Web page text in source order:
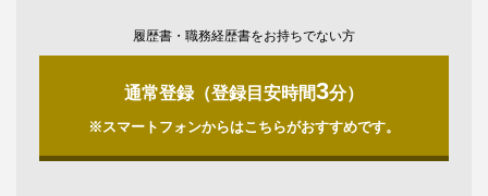
履歴書・職務経歴書をお持ちでない方
通常登録（登録目安時間3分）
※スマートフォンからはこちらがおすすめです。